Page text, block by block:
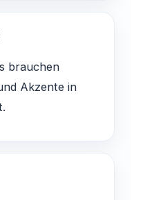
brauchen
Akzente in